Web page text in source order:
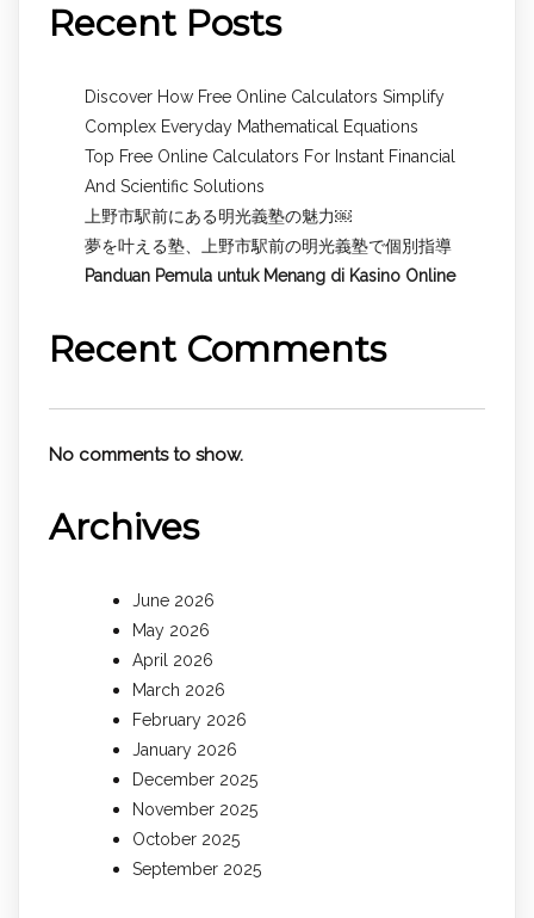
Recent Posts
Discover How Free Online Calculators Simplify
Complex Everyday Mathematical Equations
Top Free Online Calculators For Instant Financial
And Scientific Solutions
上野市駅前にある明光義塾の魅力￼
夢を叶える塾、上野市駅前の明光義塾で個別指導
Panduan Pemula untuk Menang di Kasino Online
Recent Comments
No comments to show.
Archives
June 2026
May 2026
April 2026
March 2026
February 2026
January 2026
December 2025
November 2025
October 2025
September 2025